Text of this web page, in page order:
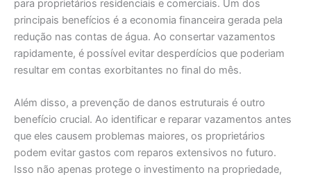
para proprietários residenciais e comerciais. Um dos
principais benefícios é a economia financeira gerada pela
redução nas contas de água. Ao consertar vazamentos
rapidamente, é possível evitar desperdícios que poderiam
resultar em contas exorbitantes no final do mês.
Além disso, a prevenção de danos estruturais é outro
benefício crucial. Ao identificar e reparar vazamentos antes
que eles causem problemas maiores, os proprietários
podem evitar gastos com reparos extensivos no futuro.
Isso não apenas protege o investimento na propriedade,